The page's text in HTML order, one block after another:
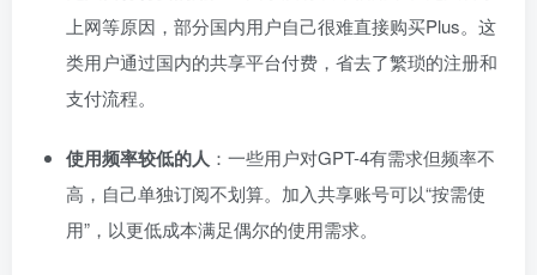
上网等原因，部分国内用户自己很难直接购买Plus。这
类用户通过国内的共享平台付费，省去了繁琐的注册和
支付流程。
使用频率较低的人 ：一些用户对GPT-4有需求但频率不
高，自己单独订阅不划算。加入共享账号可以“按需使
用”，以更低成本满足偶尔的使用需求。